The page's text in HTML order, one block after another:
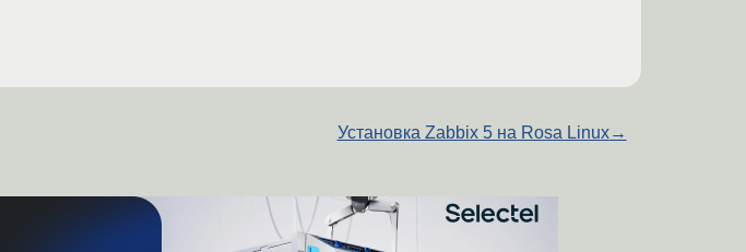
Установка Zabbix 5 на Rosa Linux→